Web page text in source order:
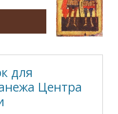
для
Центра